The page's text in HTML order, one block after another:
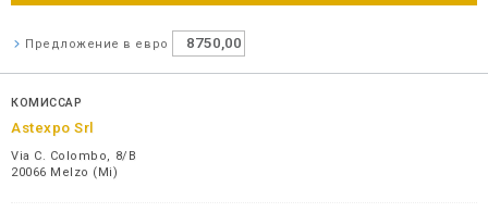
Предложение в евро
КОМИССАР
Astexpo Srl
Via C. Colombo, 8/B
20066 Melzo (Mi)